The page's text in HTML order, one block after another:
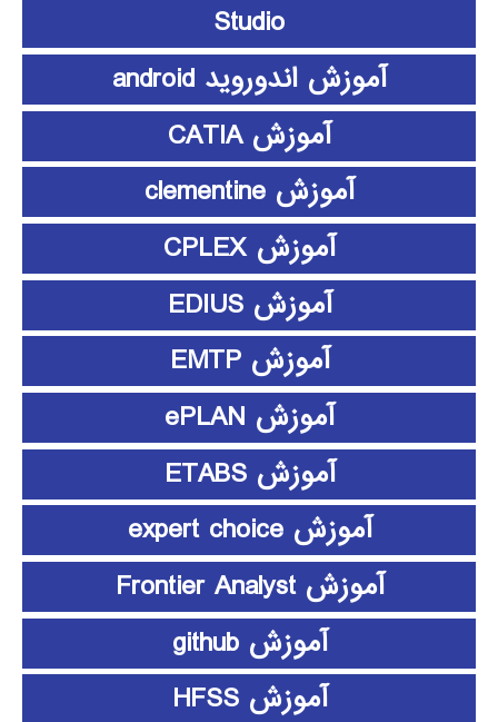
Studio
آموزش اندوروید android
آموزش CATIA
آموزش clementine
آموزش CPLEX
آموزش EDIUS
آموزش EMTP
آموزش ePLAN
آموزش ETABS
آموزش expert choice
آموزش Frontier Analyst
آموزش github
آموزش HFSS